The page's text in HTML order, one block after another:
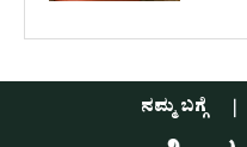
ನಮ್ಮ ಬಗ್ಗೆ